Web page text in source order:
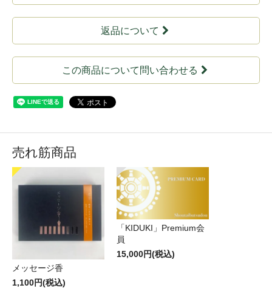
返品について
この商品について問い合わせる
売れ筋商品
メッセージ香
1,100円(税込)
「KIDUKI」Premium会
員
15,000円(税込)